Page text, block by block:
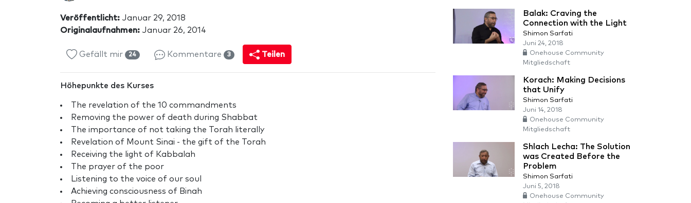
Veröffentlicht: Januar 29, 2018
Originalaufnahmen: Januar 26, 2014
Gefällt mir 24 Kommentare 3 Teilen
Höhepunkte des Kurses
The revelation of the 10 commandments
Removing the power of death during Shabbat
The importance of not taking the Torah literally
Revelation of Mount Sinai - the gift of the Torah
Receiving the light of Kabbalah
The prayer of the poor
Listening to the voice of our soul
Achieving consciousness of Binah
Balak: Craving the
Connection with the Light
Shimon Sarfati
Juni 24, 2018
Onehouse Community
Mitgliedschaft
Korach: Making Decisions
that Unify
Shimon Sarfati
Juni 14, 2018
Onehouse Community
Mitgliedschaft
Shlach Lecha: The Solution
was Created Before the
Problem
Shimon Sarfati
Juni 5, 2018
Onehouse Community